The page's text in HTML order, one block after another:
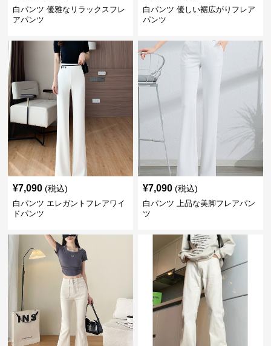
白パンツ 優雅なリラックスフレ
アパンツ
白パンツ 優しい裾広がりフレア
パンツ
¥7,090 (税込)
白パンツ エレガントフレアワイ
ドパンツ
¥7,090 (税込)
白パンツ 上品な美脚フレアパン
ツ